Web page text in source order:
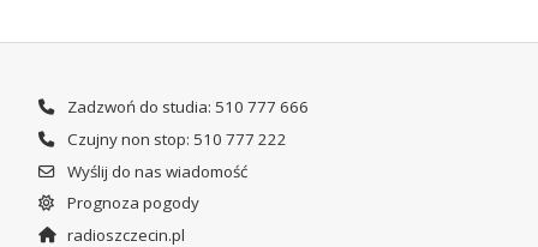
Zadzwoń do studia: 510 777 666
Czujny non stop: 510 777 222
Wyślij do nas wiadomość
Prognoza pogody
radioszczecin.pl